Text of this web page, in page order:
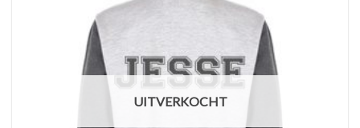
UITVERKOCHT